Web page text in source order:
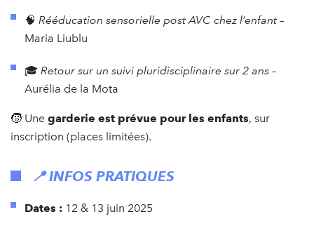
🧠 Rééducation sensorielle post AVC chez l’enfant –
Maria Liublu
🎓 Retour sur un suivi pluridisciplinaire sur 2 ans –
Aurélia de la Mota
🧒 Une garderie est prévue pour les enfants, sur
inscription (places limitées).
📍 INFOS PRATIQUES
Dates : 12 & 13 juin 2025